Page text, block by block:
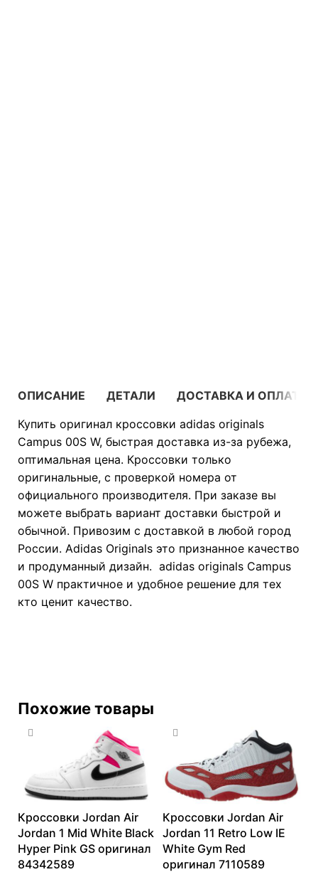
ОПИСАНИЕ ДЕТАЛИ
ДОСТАВКА И ОПЛАТА
Купить оригинал кроссовки adidas originals
Campus 00S W, быстрая доставка из-за рубежа,
оптимальная цена. Кроссовки только
оригинальные, с проверкой номера от
официального производителя. При заказе вы
можете выбрать вариант доставки быстрой и
обычной. Привозим с доставкой в любой город
России. Adidas Originals это признанное качество
и продуманный дизайн. adidas originals Campus
00S W практичное и удобное решение для тех
кто ценит качество.
Похожие товары
Кроссовки Jordan Air
Jordan 1 Mid White Black
Hyper Pink GS оригинал
84342589
Кроссовки Jordan Air
Jordan 11 Retro Low IE
White Gym Red
оригинал 7110589